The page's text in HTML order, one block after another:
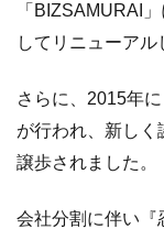
さ
れ
は
心
「BIZSAMURAI
してリニューアル
さらに、2015年
が行われ、新しく
譲歩されました。
会社分割に伴い『